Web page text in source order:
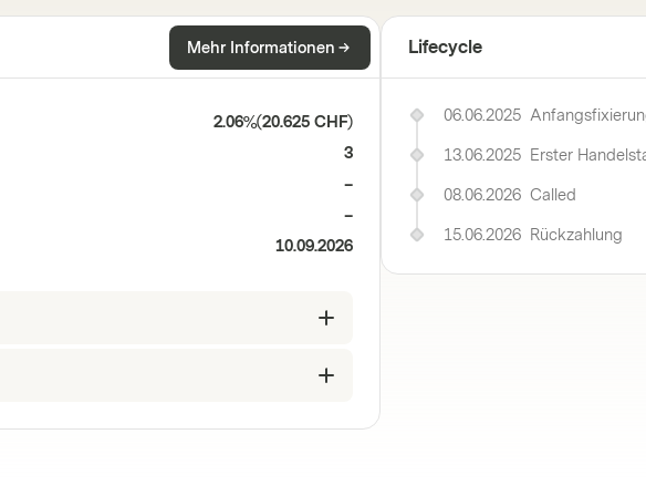
Mehr Informationen
2.06%(20.625 CHF)
3
–
–
10.09.2026
Lifecycle
06.06.2025
13.06.2025 Erster
08.06.2026 Called
15.06.2026 Rückzahlung